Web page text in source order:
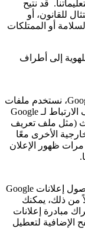
قد نتيح
للقانون، أو
أو الممتلكات
إلى أطراف
، نستخدم ملفات
لـ Google
(مثل ملف تعريف
الأخرى معًا
مرات ظهور الإعلان
يستطيع المستخدمون تعيين تفضيلات لكيفية وصول إعلانات Google
من ذلك، يمكنك
مبادرة إعلانات
الإضافية لتعطيل